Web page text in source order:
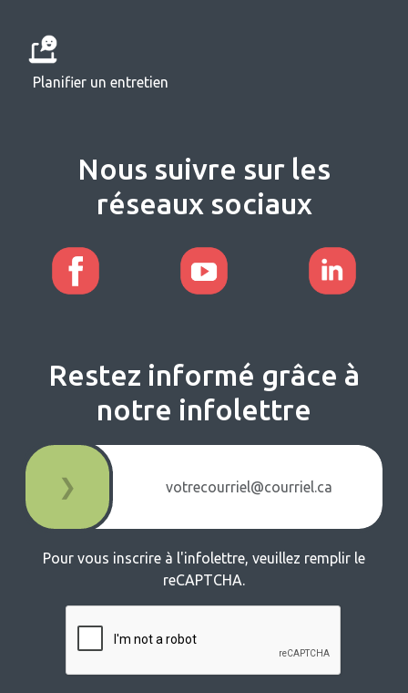
Planifier un entretien
Nous suivre sur les
réseaux sociaux
Restez informé grâce à
notre infolettre
❯
Pour vous inscrire à l'infolettre, veuillez remplir le
reCAPTCHA.